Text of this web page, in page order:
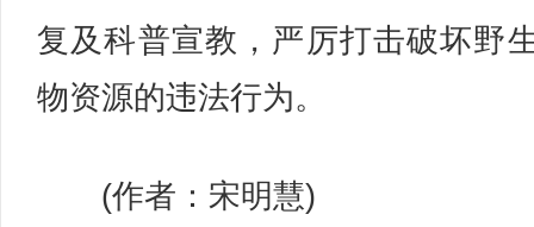
复及科普宣教，严厉打击破坏野
物资源的违法行为。
(作者：宋明慧)